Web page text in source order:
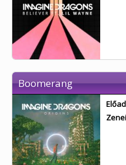
Boomerang